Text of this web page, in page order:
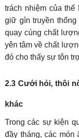
trách nhiệm của
giữ gìn truyền
quay cúng chất
yên tâm về chất
đó cho thấy sự tôn
2.3 Cưới hỏi, thôi
khác
Trong các sự kiện
đầy tháng, các món